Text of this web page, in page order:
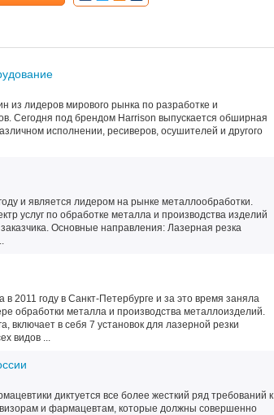
из лидеров мирового рынка по разработке и
Сегодня под брендом Harrison выпускается обширная
исполнении, ресиверов, осушителей и другого
и является лидером на рынке металлообработки.
услуг по обработке металла и производства изделий
Основные направления: Лазерная резка
2011 году в Санкт-Петербурге и за это время заняла
обработки металла и производства металлоизделий.
в себя 7 установок для лазерной резки
видов ...
диктуется все более жесткий ряд требований к
и фармацевтам, которые должны совершенно